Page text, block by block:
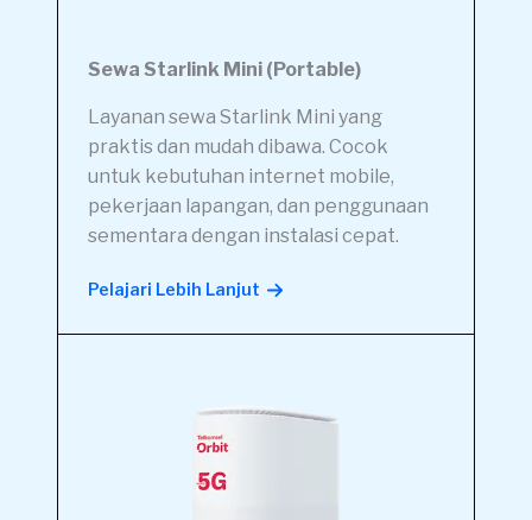
Sewa Starlink Mini (Portable)
Layanan sewa Starlink Mini yang
praktis dan mudah dibawa. Cocok
untuk kebutuhan internet mobile,
pekerjaan lapangan, dan penggunaan
sementara dengan instalasi cepat.
Pelajari Lebih Lanjut